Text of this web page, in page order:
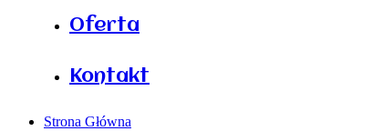
Oferta
Kontakt
Strona Główna